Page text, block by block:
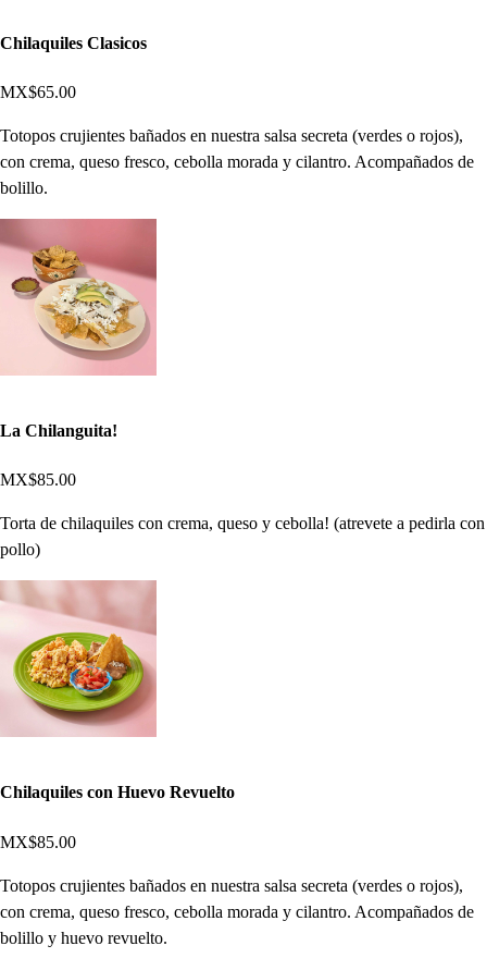
Chilaquiles Clasicos
MX$65.00
Totopos crujientes bañados en nuestra salsa secreta (verdes o rojos),
con crema, queso fresco, cebolla morada y cilantro. Acompañados de
bolillo.
La Chilanguita!
MX$85.00
Torta de chilaquiles con crema, queso y cebolla! (atrevete a pedirla con
pollo)
Chilaquiles con Huevo Revuelto
MX$85.00
Totopos crujientes bañados en nuestra salsa secreta (verdes o rojos),
con crema, queso fresco, cebolla morada y cilantro. Acompañados de
bolillo y huevo revuelto.